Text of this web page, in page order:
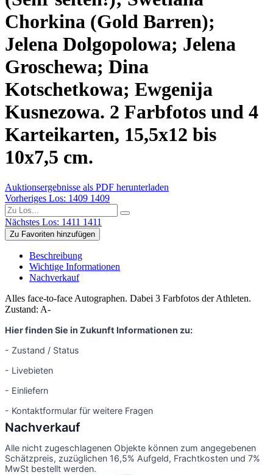
Chorkina (Gold Barren);
Jelena Dolgopolowa; Jelena
Groschewa; Dina
Kotschetkowa; Ewgenija
Kusnezowa. 2 Farbfotos und 4
Karteikarten, 15,5x12 bis
10x7,5 cm.
Auktionsergebnisse als PDF herunterladen
Vorheriges Los: 1409 1409
Nächstes Los: 1411 1411
Zu Favoriten hinzufügen
Beschreibung
Wichtige Informationen
Nachverkauf
Alles face-to-face Autographen. Dabei 3 Farbfotos der Athleten.
Zustand: A-
Hier finden Sie in Zukunft Informationen zu:
- Zustand / Status
- Livebieten
- Einliefern
- Kontaktformular für weitere Fragen
Nachverkauf
Alle nicht zugeschlagenen Objekte können zum angegebenen
Schätzpreis, zuzüglichen 16,5% Aufgeld, Frachtkosten und 7%
MwSt bestellt werden.